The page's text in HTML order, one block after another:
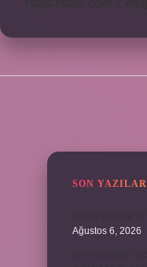
SON YAZILAR
Ağustos 6, 2026